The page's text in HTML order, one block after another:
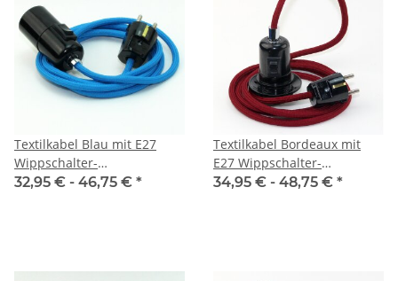
Textilkabel Blau mit E27
Wippschalter-
Lampenfassung Glattmantel
32,95 € - 46,75 € *
Textilkabel Bordeaux mit
E27 Wippschalter-
Lampenfassung
34,95 € - 48,75 € *